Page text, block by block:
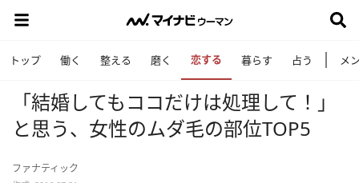
トップ 働く 整える 磨く 恋する 暮らす 占う メ
「結婚してもココだけは処理して！」
と思う、女性のムダ毛の部位TOP5
ファナティック